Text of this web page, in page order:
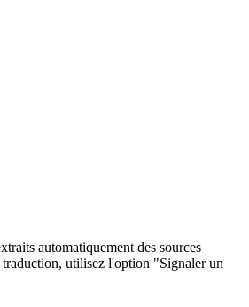
automatiquement des sources
traduction, utilisez l'option "Signaler un